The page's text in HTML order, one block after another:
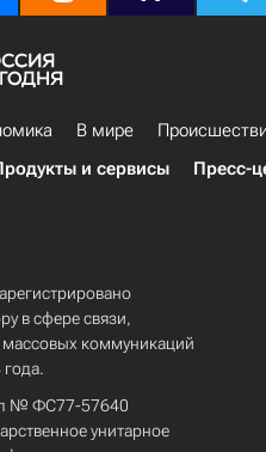
В мире
и сервисы Пресс-
в сфере связи,
коммуникаций
№ ФС77-57640
унитарное